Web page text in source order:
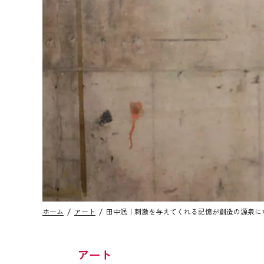
ホーム アート 田中泯｜刺激を与えてくれる記憶が創造の源泉に
アート